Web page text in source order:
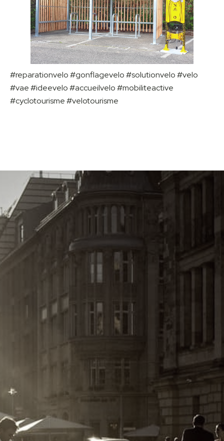
#reparationvelo #gonflagevelo #solutionvelo #velo
#vae #ideevelo #accueilvelo #mobiliteactive
#cyclotourisme #velotourisme